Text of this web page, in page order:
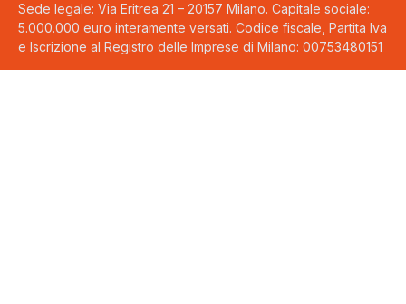
Sede legale: Via Eritrea 21 – 20157 Milano. Capitale sociale:
5.000.000 euro interamente versati. Codice fiscale, Partita Iva
e Iscrizione al Registro delle Imprese di Milano: 00753480151